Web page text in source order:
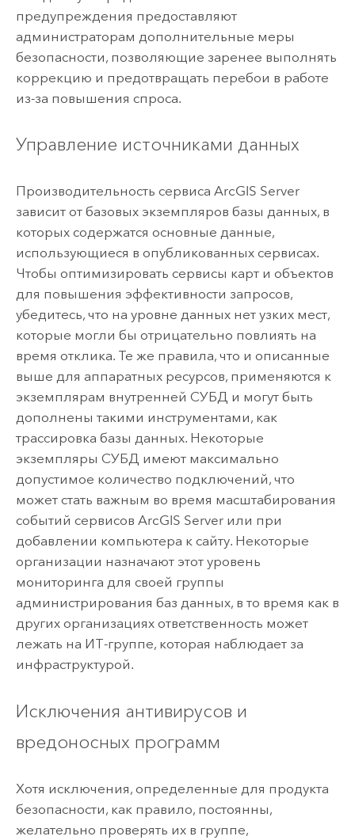
предупреждения предоставляют
администраторам дополнительные меры
безопасности, позволяющие заренее выполнять
коррекцию и предотвращать перебои в работе
из-за повышения спроса.
Управление источниками данных
Производительность сервиса ArcGIS Server
зависит от базовых экземпляров базы данных, в
которых содержатся основные данные,
использующиеся в опубликованных сервисах.
Чтобы оптимизировать сервисы карт и объектов
для повышения эффективности запросов,
убедитесь, что на уровне данных нет узких мест,
которые могли бы отрицательно повлиять на
время отклика. Те же правила, что и описанные
выше для аппаратных ресурсов, применяются к
экземплярам внутренней СУБД и могут быть
дополнены такими инструментами, как
трассировка базы данных. Некоторые
экземпляры СУБД имеют максимально
допустимое количество подключений, что
может стать важным во время масштабирования
событий сервисов ArcGIS Serverили при
добавлении компьютера к сайту. Некоторые
организации назначают этот уровень
мониторинга для своей группы
администрирования баз данных, в то время как в
других организациях ответственность может
лежать на ИТ-группе, которая наблюдает за
инфраструктурой.
Исключения антивирусов и
вредоносных программ
Хотя исключения, определенные для продукта
безопасности, как правило, постоянны,
желательно проверять их в группе,